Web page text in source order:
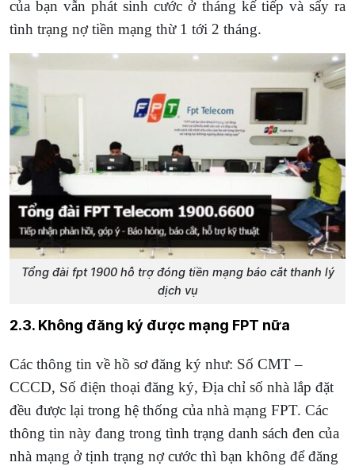
của bạn vẫn phát sinh cước ở tháng kế tiếp và sẩy ra
tình trạng nợ tiền mạng thừ 1 tới 2 tháng.
Tổng đài fpt 1900 hỗ trợ đóng tiền mạng báo cắt thanh lý
dịch vụ
2.3. Không đăng ký được mạng FPT nữa
Các thông tin về hồ sơ đăng ký như: Số CMT –
CCCD, Số điện thoại đăng ký, Địa chỉ số nhà lắp đặt
đều được lại trong hệ thống của nhà mạng FPT. Các
thông tin này đang trong tình trạng danh sách đen của
nhà mạng ở tịnh trạng nợ cước thì bạn không để đăng